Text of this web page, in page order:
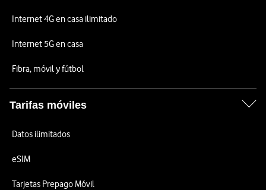
Internet 4G en casa ilimitado
Internet 5G en casa
Fibra, móvil y fútbol
Tarifas móviles
Datos ilimitados
eSIM
Tarjetas Prepago Móvil